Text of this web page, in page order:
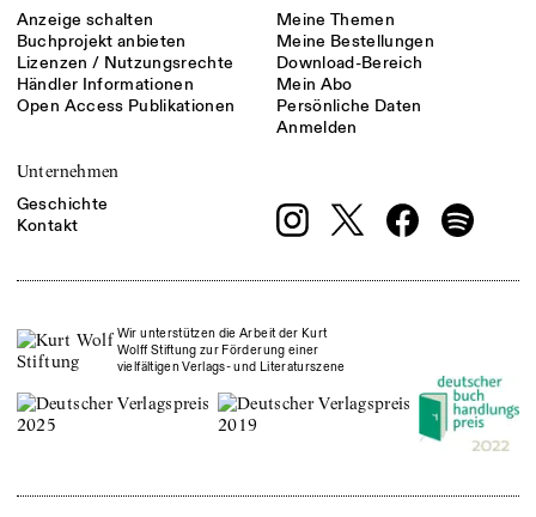
Anzeige schalten
Buchprojekt anbieten
Lizenzen / Nutzungsrechte
Händler Informationen
Open Access Publikationen
Meine Themen
Meine Bestellungen
Download-Bereich
Mein Abo
Persönliche Daten
Anmelden
Unternehmen
Geschichte
Kontakt
Wir unterstützen die Arbeit der Kurt
Wolff Stiftung zur Förderung einer
vielfältigen Verlags- und Literaturszene